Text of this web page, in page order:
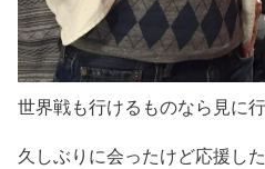
世界戦も行けるものなら見に
久しぶりに会ったけど応援し